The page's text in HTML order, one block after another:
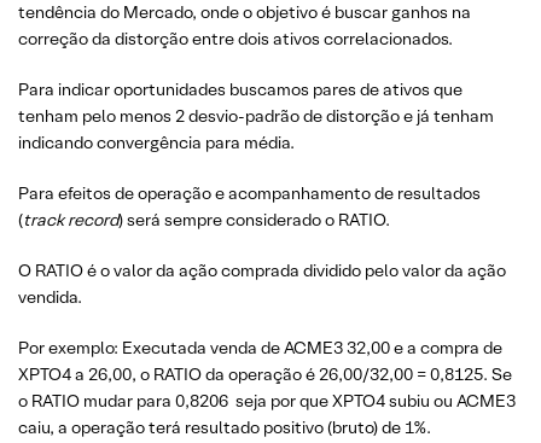
tendência do Mercado, onde o objetivo é buscar ganhos na
correção da distorção entre dois ativos correlacionados.
Para indicar oportunidades buscamos pares de ativos que
tenham pelo menos 2 desvio-padrão de distorção e já tenham
indicando convergência para média.
Para efeitos de operação e acompanhamento de resultados
(track record) será sempre considerado o RATIO.
O RATIO é o valor da ação comprada dividido pelo valor da ação
vendida.
Por exemplo: Executada venda de ACME3 32,00 e a compra de
XPTO4 a 26,00, o RATIO da operação é 26,00/32,00 = 0,8125. Se
o RATIO mudar para 0,8206 seja por que XPTO4 subiu ou ACME3
caiu, a operação terá resultado positivo (bruto) de 1%.